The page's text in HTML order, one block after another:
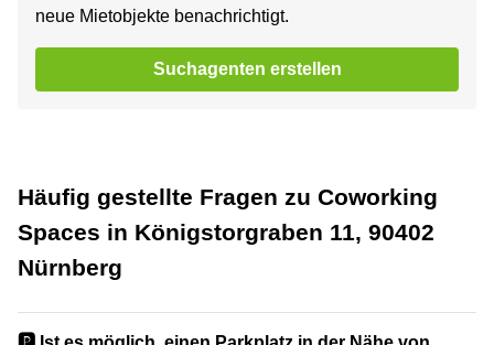
neue Mietobjekte benachrichtigt.
Suchagenten erstellen
Häufig gestellte Fragen zu Coworking
Spaces in Königstorgraben 11, 90402
Nürnberg